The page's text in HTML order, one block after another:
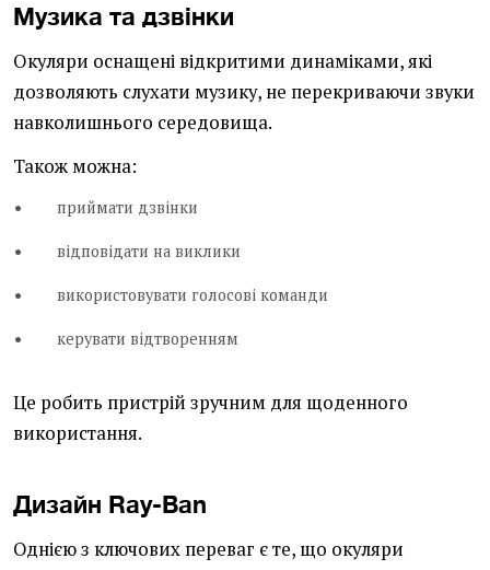
Музика та дзвінки
Окуляри оснащені відкритими динаміками, які
дозволяють слухати музику, не перекриваючи звуки
навколишнього середовища.
Також можна:
приймати дзвінки
відповідати на виклики
використовувати голосові команди
керувати відтворенням
Це робить пристрій зручним для щоденного
використання.
Дизайн Ray-Ban
Однією з ключових переваг є те, що окуляри